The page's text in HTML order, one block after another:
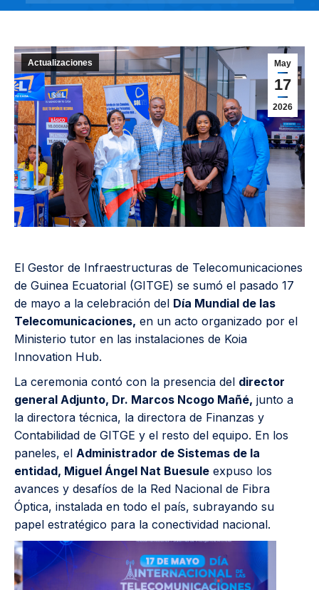
May
17
2026
Actualizaciones
El Gestor de Infraestructuras de Telecomunicaciones
de Guinea Ecuatorial (GITGE) se sumó el pasado 17
de mayo a la celebración del Día Mundial de las
Telecomunicaciones, en un acto organizado por el
Ministerio tutor en las instalaciones de Koia
Innovation Hub.
La ceremonia contó con la presencia del director
general Adjunto, Dr. Marcos Ncogo Mañé, junto a
la directora técnica, la directora de Finanzas y
Contabilidad de GITGE y el resto del equipo. En los
paneles, el Administrador de Sistemas de la
entidad, Miguel Ángel Nat Buesule expuso los
avances y desafíos de la Red Nacional de Fibra
Óptica, instalada en todo el país, subrayando su
papel estratégico para la conectividad nacional.